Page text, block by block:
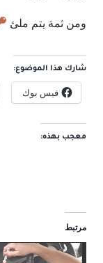
ومن ثمة يتم ملئ
شارك هذا الموضوع:
فيس بوك
معجب بهذه:
مرتبط